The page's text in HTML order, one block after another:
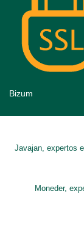
Bizum
Javajan, expertos
Moneder,